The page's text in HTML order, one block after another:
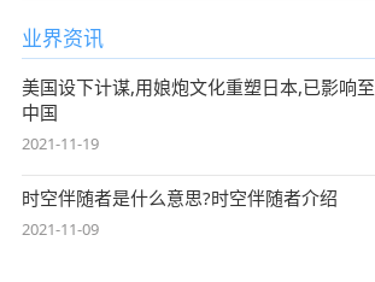
业界资讯
美国设下计谋,用娘炮文化重塑日本,已影响至
中国
2021-11-19
时空伴随者是什么意思?时空伴随者介绍
2021-11-09